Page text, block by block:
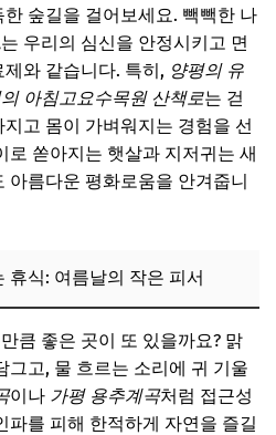
숲길을 걸어보세요. 빽빽한 나
는 우리의 심신을 안정시키고 면
와 같습니다. 특히, 양평의 유
아침고요수목원 산책로는 걷
고 몸이 가벼워지는 경험을 선
로 쏟아지는 햇살과 지저귀는 새
아름다운 평화로움을 안겨줍니
휴식: 여름날의 작은 피서
큼 좋은 곳이 또 있을까요? 맑
그고, 물 흐르는 소리에 귀 기울
이나 가평 용추계곡처럼 접근성
파를 피해 한적하게 자연을 즐길